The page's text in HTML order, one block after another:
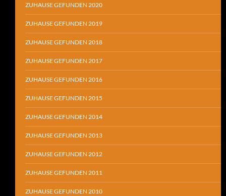
ZUHAUSE GEFUNDEN 2020
ZUHAUSE GEFUNDEN 2019
ZUHAUSE GEFUNDEN 2018
ZUHAUSE GEFUNDEN 2017
ZUHAUSE GEFUNDEN 2016
ZUHAUSE GEFUNDEN 2015
ZUHAUSE GEFUNDEN 2014
ZUHAUSE GEFUNDEN 2013
ZUHAUSE GEFUNDEN 2012
ZUHAUSE GEFUNDEN 2011
ZUHAUSE GEFUNDEN 2010